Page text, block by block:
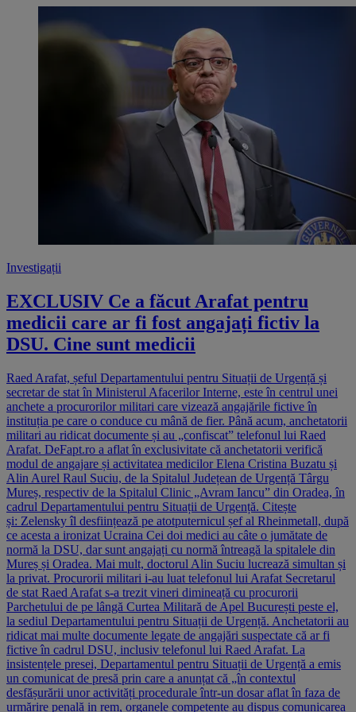
Investigații
EXCLUSIV Ce a făcut Arafat pentru
medicii care ar fi fost angajați fictiv la
DSU. Cine sunt medicii
Raed Arafat, șeful Departamentului pentru Situații de Urgență și
secretar de stat în Ministerul Afacerilor Interne, este în centrul unei
anchete a procurorilor militari care vizează angajările fictive în
instituția pe care o conduce cu mână de fier. Până acum, anchetatorii
militari au ridicat documente și au „confiscat” telefonul lui Raed
Arafat. DeFapt.ro a aflat în exclusivitate că anchetatorii verifică
modul de angajare și activitatea medicilor Elena Cristina Buzatu și
Alin Aurel Raul Suciu, de la Spitalul Județean de Urgență Târgu
Mureș, respectiv de la Spitalul Clinic „Avram Iancu” din Oradea, în
cadrul Departamentului pentru Situații de Urgență. Citește
și: Zelensky îl desființează pe atotputernicul șef al Rheinmetall, după
ce acesta a ironizat Ucraina Cei doi medici au câte o jumătate de
normă la DSU, dar sunt angajați cu normă întreagă la spitalele din
Mureș și Oradea. Mai mult, doctorul Alin Suciu lucrează simultan și
la privat. Procurorii militari i-au luat telefonul lui Arafat Secretarul
de stat Raed Arafat s-a trezit vineri dimineață cu procurorii
Parchetului de pe lângă Curtea Militară de Apel București peste el,
la sediul Departamentului pentru Situații de Urgență. Anchetatorii au
ridicat mai multe documente legate de angajări suspectate că ar fi
fictive în cadrul DSU, inclusiv telefonul lui Raed Arafat. La
insistențele presei, Departamentul pentru Situații de Urgență a emis
un comunicat de presă prin care a anunțat că „în contextul
desfășurării unor activități procedurale într-un dosar aflat în faza de
urmărire penală in rem, organele competente au dispus comunicarea